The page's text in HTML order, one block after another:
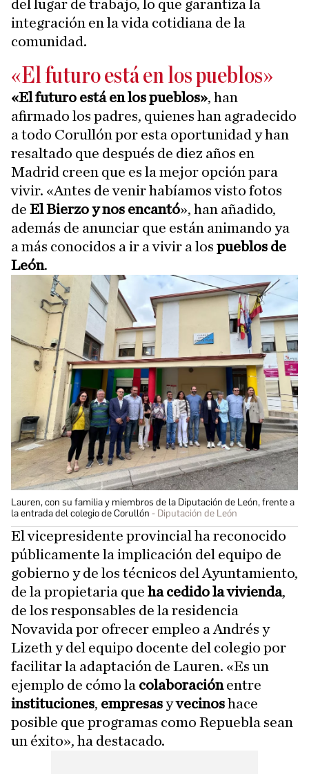
del lugar de trabajo, lo que garantiza la
integración en la vida cotidiana de la
comunidad.
«El futuro está en los pueblos»
«El futuro está en los pueblos», han
afirmado los padres, quienes han agradecido
a todo Corullón por esta oportunidad y han
resaltado que después de diez años en
Madrid creen que es la mejor opción para
vivir. «Antes de venir habíamos visto fotos
de El Bierzo y nos encantó», han añadido,
además de anunciar que están animando ya
a más conocidos a ir a vivir a los pueblos de
León.
Lauren, con su familia y miembros de la Diputación de León, frente a
la entrada del colegio de Corullón
Diputación de León
El vicepresidente provincial ha reconocido
públicamente la implicación del equipo de
gobierno y de los técnicos del Ayuntamiento,
de la propietaria que ha cedido la vivienda,
de los responsables de la residencia
Novavida por ofrecer empleo a Andrés y
Lizeth y del equipo docente del colegio por
facilitar la adaptación de Lauren. «Es un
ejemplo de cómo la colaboraciónentre
instituciones, empresasyvecinoshace
posible que programas como Repuebla sean
un éxito», ha destacado.